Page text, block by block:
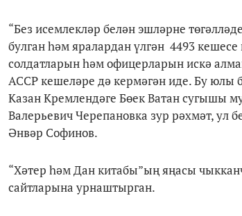
“Без исемлекләр белән эшләрне
булган һәм яралардан үлгән 4493
солдатларын һәм офицерларын искә
АССР кешеләре дә кермәгән иде. Бу юлы
Казан Кремлендәге Бөек Ватан сугышы
Валерьевич Черепановка зур рәхмәт, ул
Әнвәр Софинов.
“Хәтер һәм Дан китабы”ың яңасы
сайтларына урнаштырган.